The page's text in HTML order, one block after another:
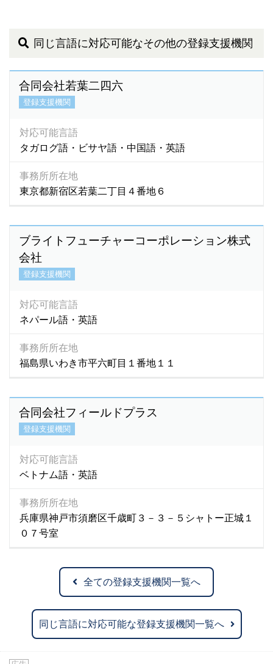
同じ言語に対応可能なその他の登録支援機関
合同会社若葉二四六
登録支援機関
対応可能言語
タガログ語・ビサヤ語・中国語・英語
事務所所在地
東京都新宿区若葉二丁目４番地６
ブライトフューチャーコーポレーション株式
会社
登録支援機関
対応可能言語
ネパール語・英語
事務所所在地
福島県いわき市平六町目１番地１１
合同会社フィールドプラス
登録支援機関
対応可能言語
ベトナム語・英語
事務所所在地
兵庫県神戸市須磨区千歳町３－３－５シャトー正城１
０７号室
全ての登録支援機関一覧へ
同じ言語に対応可能な登録支援機関一覧へ